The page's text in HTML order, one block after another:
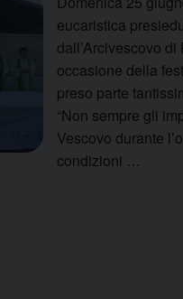
eucaristica
dall’Arcivescovo
occasione della
preso parte
“Non sempre gli
Vescovo durante
condizioni …